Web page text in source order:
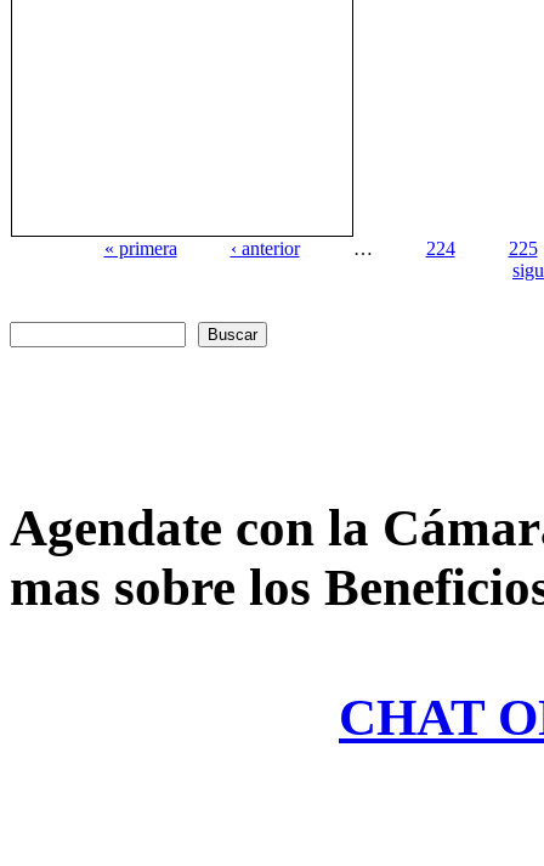
« primera ‹ anterior … 224
225
Formulario de búsqueda
Agendate con la
mas sobre los
CHAT